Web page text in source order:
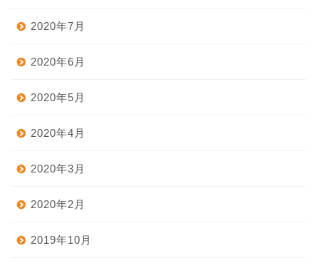
2020年7月
2020年6月
2020年5月
2020年4月
2020年3月
2020年2月
2019年10月